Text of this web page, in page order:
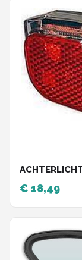
€ 18,49